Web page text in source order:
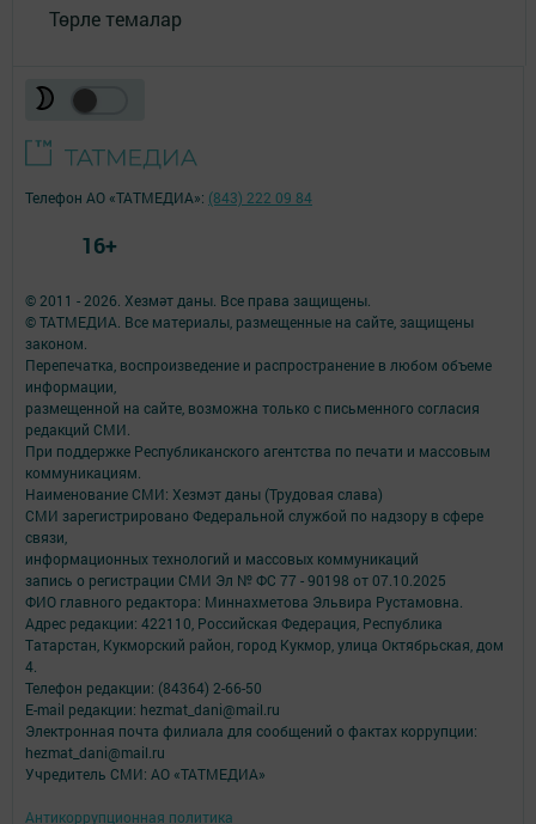
Төрле темалар
© 2011 - 2026. Хезмәт даны. Все права защищены.
© ТАТМЕДИА. Все материалы, размещенные на сайте, защищены
законом.
Перепечатка, воспроизведение и распространение в любом объеме
информации,
размещенной на сайте, возможна только с письменного согласия
редакций СМИ.
При поддержке Республиканского агентства по печати и массовым
коммуникациям.
Наименование СМИ: Хезмэт даны (Трудовая слава)
СМИ зарегистрировано Федеральной службой по надзору в сфере
связи,
информационных технологий и массовых коммуникаций
запись о регистрации СМИ Эл № ФС 77 - 90198 от 07.10.2025
ФИО главного редактора: Миннахметова Эльвира Рустамовна.
Адрес редакции: 422110, Российская Федерация, Республика
Татарстан, Кукморский район, город Кукмор, улица Октябрьская, дом
4.
Телефон редакции: (84364) 2-66-50
E-mail редакции: hezmat_dani@mail.ru
Электронная почта филиала для сообщений о фактах коррупции:
hezmat_dani@mail.ru
Учредитель СМИ: АО «ТАТМЕДИА»
Антикоррупционная политика
Телефон АО «ТАТМЕДИА»: (843) 222 09 84
16+